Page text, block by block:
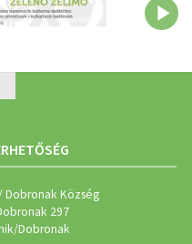
Dobronak Község
297
Dobronak